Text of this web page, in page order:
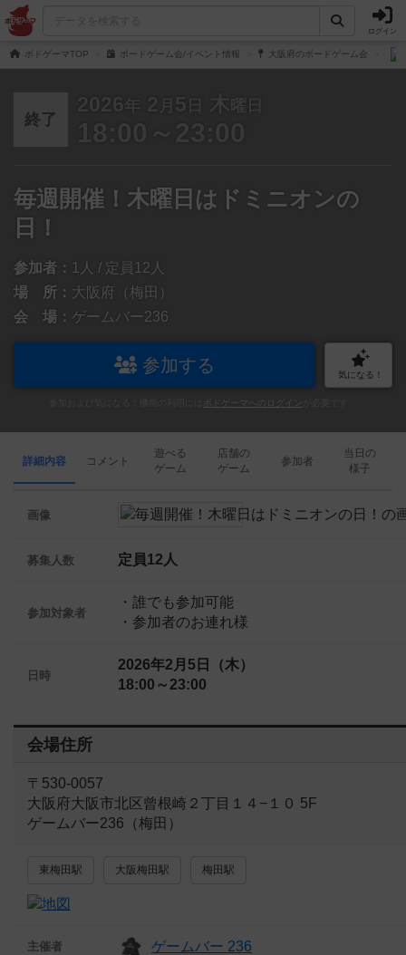
ログイン
ボドゲーマTOP ボードゲーム会/イベント情報 大阪府のボードゲーム会
終了
2026 年 2 月 5 日 木 曜日
18:00～23:00
毎週開催！木曜日はドミニオンの
日！
参加者： 1人 / 定員12人
場 所： 大阪府（梅田）
会 場： ゲームバー236
参加する 気になる！
ボドゲーマへのログイン
詳細内容 コメント
遊べる
ゲーム
店舗の
ゲーム
参加者
当日の
様子
画像
募集人数 定員12人
参加対象者
・誰でも参加可能
・参加者のお連れ様
日時
2026年2月5日（木）
18:00～23:00
会場住所
〒530-0057
大阪府大阪市北区曾根崎２丁目１４−１０ 5F
ゲームバー236（梅田）
東梅田駅 大阪梅田駅 梅田駅
主催者 ゲームバー 236